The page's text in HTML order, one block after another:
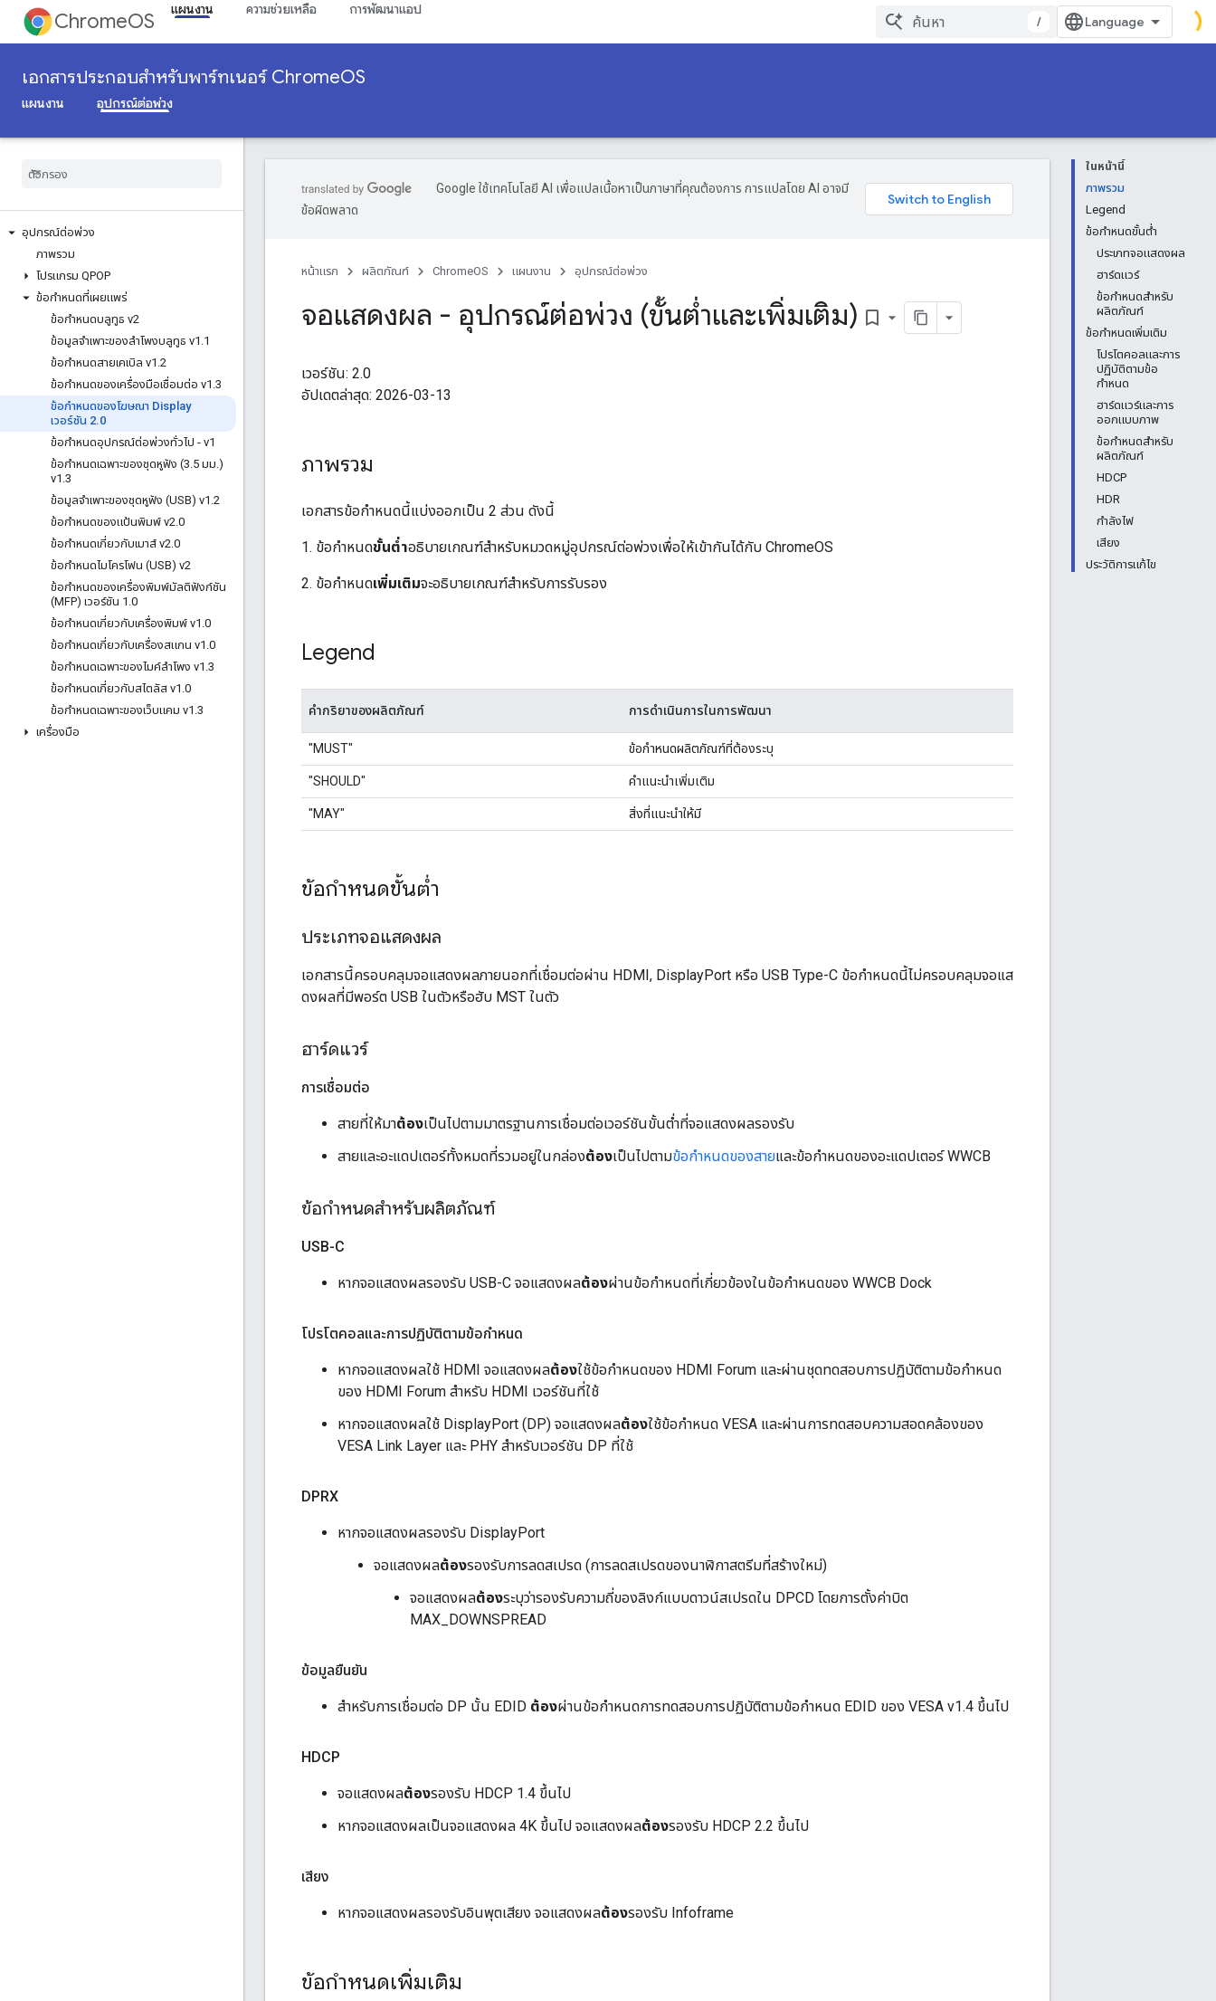
ChromeOS แผนงาน ความช่วยเหลือ การพัฒนาแอป
/
เอกสารประกอบสำหรับพาร์ทเนอร์ ChromeOS
แผนงาน อุปกรณ์ต่อพ่วง
อุปกรณ์ต่อพ่วง
ภาพรวม
โปรแกรม QPOP
ข้อกำหนดที่เผยแพร่
ข้อกำหนดบลูทูธ v2
ข้อมูลจำเพาะของลำโพงบลูทูธ v1 .1
ข้อกำหนดสายเคเบิล v1 .2
ข้อกำหนดของเครื่องมือเชื่อมต่อ v1 .3
ข้อกำหนดของโฆษณา Display
เวอร์ชัน 2.0
ข้อกำหนดอุปกรณ์ต่อพ่วงทั่วไป - v1
ข้อกำหนดเฉพาะของชุดหูฟัง (3.5 มม.)
v1 .3
ข้อมูลจำเพาะของชุดหูฟัง (USB) v1 .2
ข้อกำหนดของแป้นพิมพ์ v2.0
ข้อกำหนดเกี่ยวกับเมาส์ v2.0
ข้อกำหนดไมโครโฟน (USB) v2
ข้อกําหนดของเครื่องพิมพ์มัลติฟังก์ชัน
(MFP) เวอร์ชัน 1 .0
ข้อกำหนดเกี่ยวกับเครื่องพิมพ์ v1 .0
ข้อกำหนดเกี่ยวกับเครื่องสแกน v1 .0
ข้อกำหนดเฉพาะของไมค์ลำโพง v1 .3
ข้อกำหนดเกี่ยวกับสไตลัส v1 .0
ข้อกำหนดเฉพาะของเว็บแคม v1 .3
เครื่องมือ
ในหน้านี้
ภาพรวม
Legend
ข้อกำหนดขั้นต่ำ
ประเภทจอแสดงผล
ฮาร์ดแวร์
ข้อกำหนดสำหรับ
ผลิตภัณฑ์
ข้อกำหนดเพิ่มเติม
โปรโตคอลและการ
ปฏิบัติตามข้อ
กำหนด
ฮาร์ดแวร์และการ
ออกแบบภาพ
ข้อกำหนดสำหรับ
ผลิตภัณฑ์
HDCP
HDR
กำลังไฟ
เสียง
ประวัติการแก้ไข
Google ใช้เทคโนโลยี AI เพื่อแปลเนื้อหาเป็นภาษาที่คุณต้องการ การแปลโดย AI อาจมี
ข้อผิดพลาด
หน้าแรก ผลิตภัณฑ์ ChromeOS แผนงาน อุปกรณ์ต่อพ่วง
จอแสดงผล - อุปกรณ์ต่อพ่วง (ขั้นต่ำและเพิ่มเติม) bookmark_border
เวอร์ชัน: 2.0
อัปเดตล่าสุด: 2026-03-13
ภาพรวม
เอกสารข้อกำหนดนี้แบ่งออกเป็น 2 ส่วน ดังนี้
1. ข้อกำหนดขั้นต่ำอธิบายเกณฑ์สำหรับหมวดหมู่อุปกรณ์ต่อพ่วงเพื่อให้เข้ากันได้กับ ChromeOS
2. ข้อกำหนดเพิ่มเติมจะอธิบายเกณฑ์สำหรับการรับรอง
Legend
คำกริยาของผลิตภัณฑ์ การดำเนินการในการพัฒนา
"MUST" ข้อกำหนดผลิตภัณฑ์ที่ต้องระบุ
"SHOULD" คำแนะนำเพิ่มเติม
"MAY" สิ่งที่แนะนำให้มี
ข้อกำหนดขั้นต่ำ
ประเภทจอแสดงผล
เอกสารนี้ครอบคลุมจอแสดงผลภายนอกที่เชื่อมต่อผ่าน HDMI, DisplayPort หรือ USB Type-C ข้อกำหนดนี้ไม่ครอบคลุมจอแส
ดงผลที่มีพอร์ต USB ในตัวหรือฮับ MST ในตัว
ฮาร์ดแวร์
การเชื่อมต่อ
สายที่ให้มาต้องเป็นไปตามมาตรฐานการเชื่อมต่อเวอร์ชันขั้นต่ำที่จอแสดงผลรองรับ
สายและอะแดปเตอร์ทั้งหมดที่รวมอยู่ในกล่องต้องเป็นไปตามข้อกำหนดของสายและข้อกำหนดของอะแดปเตอร์ WWCB
ข้อกำหนดสำหรับผลิตภัณฑ์
USB-C
หากจอแสดงผลรองรับ USB-C จอแสดงผลต้องผ่านข้อกำหนดที่เกี่ยวข้องในข้อกำหนดของ WWCB Dock
โปรโตคอลและการปฏิบัติตามข้อกำหนด
หากจอแสดงผลใช้ HDMI จอแสดงผลต้องใช้ข้อกำหนดของ HDMI Forum และผ่านชุดทดสอบการปฏิบัติตามข้อกำหนด
ของ HDMI Forum สำหรับ HDMI เวอร์ชันที่ใช้
หากจอแสดงผลใช้ DisplayPort (DP) จอแสดงผลต้องใช้ข้อกำหนด VESA และผ่านการทดสอบความสอดคล้องของ
VESA Link Layer และ PHY สำหรับเวอร์ชัน DP ที่ใช้
DPRX
หากจอแสดงผลรองรับ DisplayPort
จอแสดงผลต้องรองรับการลดสเปรด (การลดสเปรดของนาฬิกาสตรีมที่สร้างใหม่)
จอแสดงผลต้องระบุว่ารองรับความถี่ของลิงก์แบบดาวน์สเปรดใน DPCD โดยการตั้งค่าบิต
MAX_DOWNSPREAD
ข้อมูลยืนยัน
สำหรับการเชื่อมต่อ DP นั้น EDID ต้องผ่านข้อกำหนดการทดสอบการปฏิบัติตามข้อกำหนด EDID ของ VESA v1.4 ขึ้นไป
HDCP
จอแสดงผลต้องรองรับ HDCP 1.4 ขึ้นไป
หากจอแสดงผลเป็นจอแสดงผล 4K ขึ้นไป จอแสดงผลต้องรองรับ HDCP 2.2 ขึ้นไป
เสียง
หากจอแสดงผลรองรับอินพุตเสียง จอแสดงผลต้องรองรับ Infoframe
ข้อกำหนดเพิ่มเติม